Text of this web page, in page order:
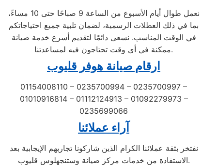
نعمل طوال أيام الأسبوع من الساعة 9 صباحًا حتى 10 مساءً،
بما في ذلك العطلات الرسمية، لضمان تلبية جميع احتياجاتكم
في الوقت المناسب. نسعى دائمًا لتقديم أسرع خدمة صيانة
ممكنة في أي وقت تحتاجون فيه لمساعدتنا.
ارقام صيانة هوفر قليوب
01154008110 – 0235700994 – 0235700997 –
01010916814 – 01112124913 – 01092279973 –
0235699066
آراء عملائنا
نفتخر بثقة عملائنا الكرام الذين شاركونا تجاربهم الإيجابية بعد
الاستفادة من خدمات مركز صيانة وستنجهلوس قليوب.